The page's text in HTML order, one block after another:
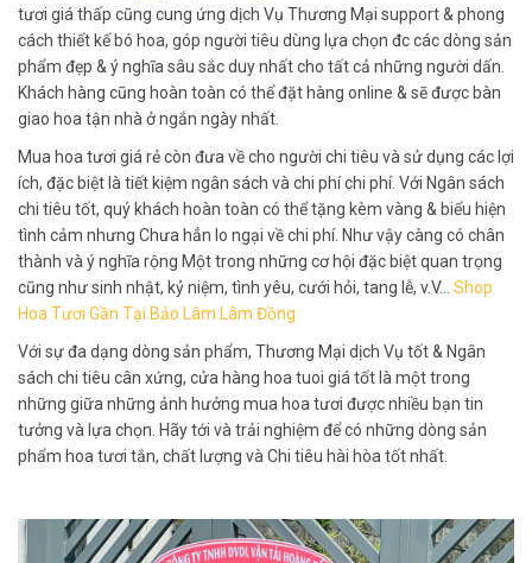
tươi giá thấp cũng cung ứng dịch Vụ Thương Mại support & phong
cách thiết kế bó hoa, góp người tiêu dùng lựa chọn đc các dòng sản
phẩm đẹp & ý nghĩa sâu sắc duy nhất cho tất cả những người dấn.
Khách hàng cũng hoàn toàn có thể đặt hàng online & sẽ được bàn
giao hoa tận nhà ở ngắn ngày nhất.
Mua hoa tươi giá rẻ còn đưa về cho người chi tiêu và sử dụng các lợi
ích, đặc biệt là tiết kiệm ngân sách và chi phí chi phí. Với Ngân sách
chi tiêu tốt, quý khách hoàn toàn có thể tặng kèm vàng & biểu hiện
tình cảm nhưng Chưa hẳn lo ngại về chi phí. Như vậy càng có chân
thành và ý nghĩa rộng Một trong những cơ hội đặc biệt quan trọng
cũng như sinh nhật, kỷ niệm, tình yêu, cưới hỏi, tang lễ, v.V… Shop
Hoa Tươi Gần Tại Bảo Lâm Lâm Đồng
Với sự đa dạng dòng sản phẩm, Thương Mại dịch Vụ tốt & Ngân
sách chi tiêu cân xứng, cửa hàng hoa tuoi giá tốt là một trong
những giữa những ảnh hưởng mua hoa tươi được nhiều bạn tin
tưởng và lựa chọn. Hãy tới và trải nghiệm để có những dòng sản
phẩm hoa tươi tắn, chất lượng và Chi tiêu hài hòa tốt nhất.